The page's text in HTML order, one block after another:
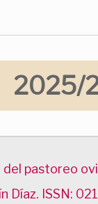
2025/
pastoreo
Díaz. ISSN: